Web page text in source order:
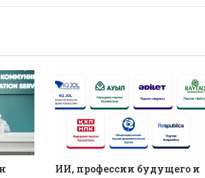
ИИ, профессии будущего и